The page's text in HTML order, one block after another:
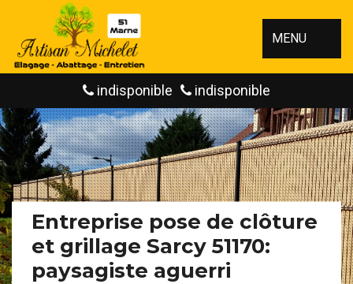
MENU
indisponible indisponible
Entreprise pose de clôture
et grillage Sarcy 51170:
paysagiste aguerri